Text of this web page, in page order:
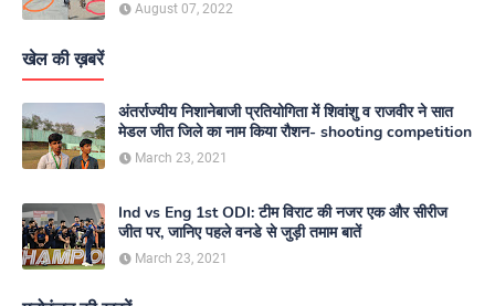
August 07, 2022
खेल की ख़बरें
अंतर्राज्यीय निशानेबाजी प्रतियोगिता में शिवांशु व राजवीर ने सात
मेडल जीत जिले का नाम किया रौशन- shooting competition
March 23, 2021
Ind vs Eng 1st ODI: टीम विराट की नजर एक और सीरीज
जीत पर, जानिए पहले वनडे से जुड़ी तमाम बातें
March 23, 2021